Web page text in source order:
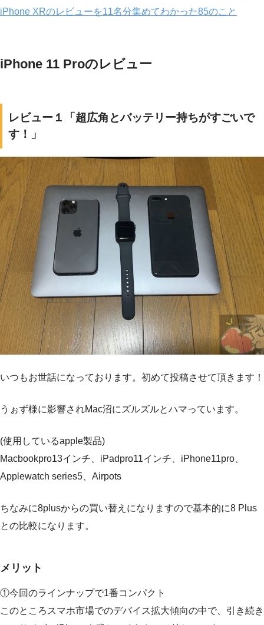
iPhone XRのレビューを11名分集めてわかった85のこと
iPhone 11 Proのレビュー
レビュー１「超広角とバッテリー持ちがすごいで
す！」
いつもお世話になっております。初めて投稿させて頂きます！
うぉず様に影響されMac沼にズルズルとハマっています。
(使用しているapple製品)
Macbookpro13インチ、iPadpro11インチ、iPhone11pro、
Applewatch series5、Airpots
ちなみに8plusからの買い替えになりますので基本的に8 Plus
との比較になります。
メリット
①今回のラインナップで1番コンパクト
このところスマホ市場でのデバイス拡大傾向の中で、引き続き